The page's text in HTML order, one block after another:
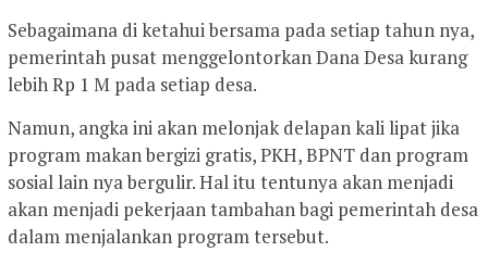
Sebagaimana di ketahui bersama pada setiap tahun nya,
pemerintah pusat menggelontorkan Dana Desa kurang
lebih Rp 1 M pada setiap desa.
Namun, angka ini akan melonjak delapan kali lipat jika
program makan bergizi gratis, PKH, BPNT dan program
sosial lain nya bergulir. Hal itu tentunya akan menjadi
akan menjadi pekerjaan tambahan bagi pemerintah desa
dalam menjalankan program tersebut.